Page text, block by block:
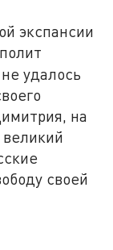
экспансии
удалось
на
своей